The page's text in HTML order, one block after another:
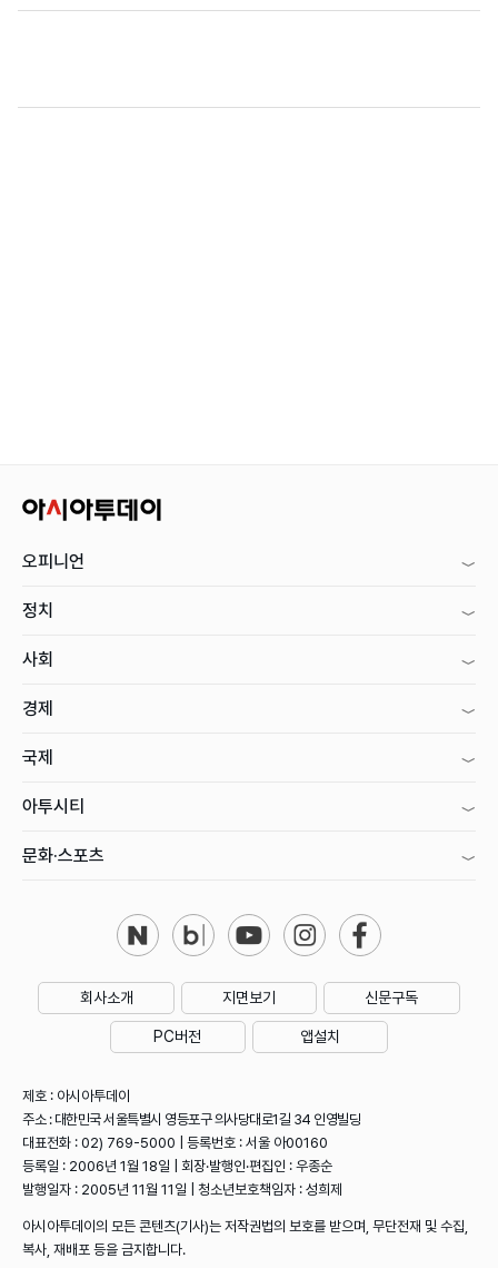
오피니언
정치
사회
경제
국제
아투시티
문화·스포츠
회사소개 지면보기 신문구독
PC버전 앱설치
제호 : 아시아투데이
주소 : 대한민국 서울특별시 영등포구 의사당대로1길 34 인영빌딩
대표전화 : 02) 769-5000 | 등록번호 : 서울 아00160
등록일 : 2006년 1월 18일 | 회장·발행인·편집인 : 우종순
발행일자 : 2005년 11월 11일 | 청소년보호책임자 : 성희제
아시아투데이의 모든 콘텐츠(기사)는 저작권법의 보호를 받으며, 무단전재 및 수집,
복사, 재배포 등을 금지합니다.